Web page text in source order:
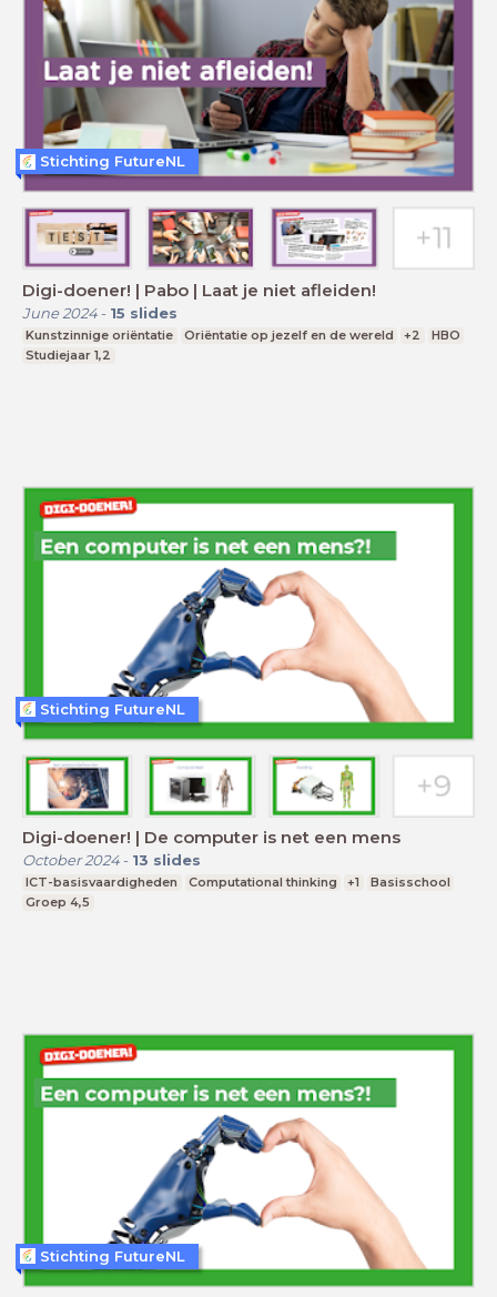
Digi-doener! | Pabo | Laat je niet afleiden!
June 2024- 15 slides
Kunstzinnige oriëntatie Oriëntatie op jezelf en de wereld +2
HBO
Studiejaar 1,2
Stichting FutureNL
Digi-doener! | De computer is net een mens
October 2024- 13 slides
ICT-basisvaardigheden Computational thinking +1
Basisschool
Groep 4,5
Stichting FutureNL
Stichting FutureNL